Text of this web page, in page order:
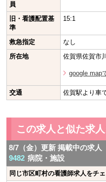
員
旧・看護配置基
準
15:1
救急指定
なし
所在地
佐賀県佐賀市
google map
交通 佐賀駅より車
この求人と似た求
8/7（金）更新 掲載中の求人
9482 病院・施設
同じ市区町村の看護師求人をチ